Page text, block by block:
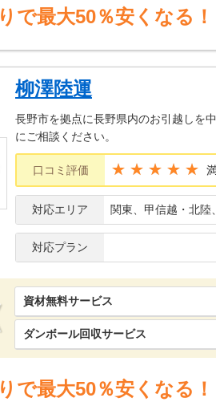
くださったので、料金に対する質は
くださった方も、職人気質な雰囲気
で最大50％安くなる！
柳澤陸運
長野市を拠点に長野県内のお引越しを
にご相談ください。
口コミ評価 ★★★★★
対応エリア 関東、甲信越・北陸
対応プラン
資材無料サービス
ダンボール回収サービス
で最大50％安くなる！